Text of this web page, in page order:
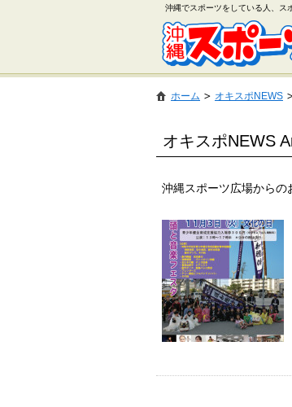
沖縄でスポーツをしている人、ス
ホーム オキスポNEWS
オキスポNEWS
沖縄スポーツ広場からの